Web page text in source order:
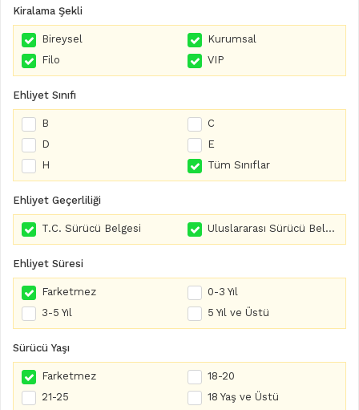
Kiralama Şekli
Bireysel
Kurumsal
Filo
VIP
Ehliyet Sınıfı
B
C
D
E
H
Tüm Sınıflar
Ehliyet Geçerliliği
T.C. Sürücü Belgesi Uluslararası Sürücü Belgesi
Ehliyet Süresi
Farketmez
0-3 Yıl
3-5 Yıl
5 Yıl ve Üstü
Sürücü Yaşı
Farketmez
18-20
21-25
18 Yaş ve Üstü